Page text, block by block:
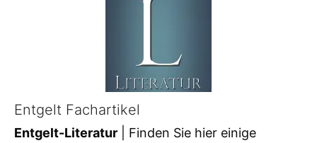
Entgelt Fachartikel
Entgelt-Literatur | Finden Sie hier einige